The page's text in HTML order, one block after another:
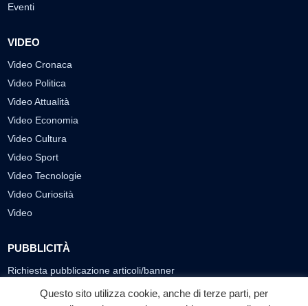
Eventi
VIDEO
Video Cronaca
Video Politica
Video Attualità
Video Economia
Video Cultura
Video Sport
Video Tecnologie
Video Curiosità
Video
PUBBLICITÀ
Richiesta pubblicazione articoli/banner
SEGUICI SUI SOCIAL
Questo sito utilizza cookie, anche di terze parti, per